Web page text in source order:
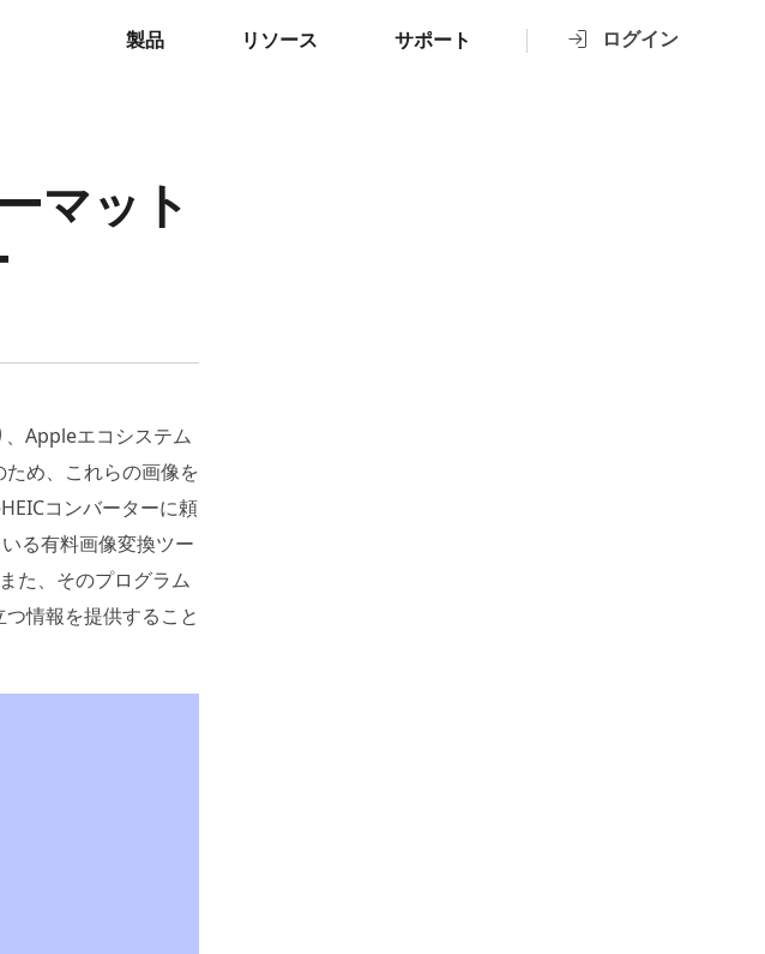
ログイン
製品 リソース サポート
マット
Appleエコシステム
め、これらの画像を
コンバーターに頼
る有料画像変換ツー
た、そのプログラム
情報を提供すること